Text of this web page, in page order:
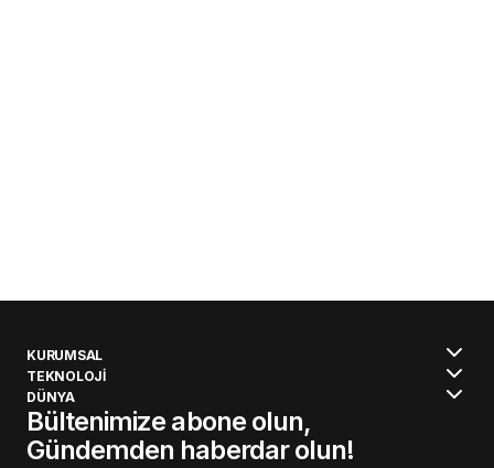
KURUMSAL
TEKNOLOJİ
DÜNYA
Bültenimize abone olun,
Gündemden haberdar olun!